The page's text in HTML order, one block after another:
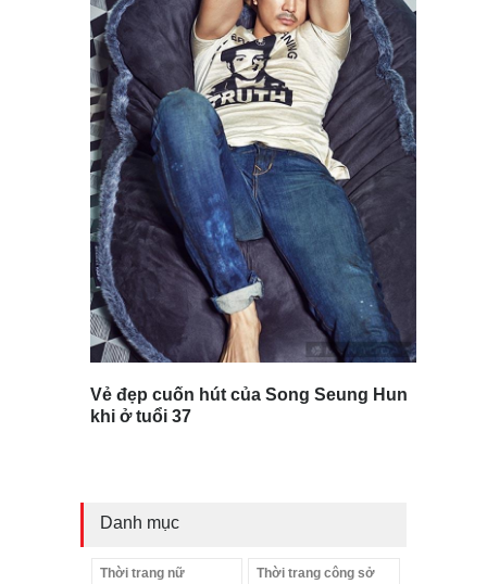
Vẻ đẹp cuốn hút của Song Seung Hun
khi ở tuổi 37
Danh mục
Thời trang nữ Thời trang công sở